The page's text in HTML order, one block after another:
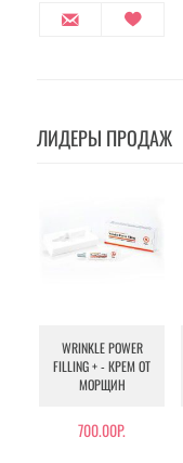
ЛИДЕРЫ ПРОДАЖ
WRINKLE POWER
FILLING + - КРЕМ ОТ
МОРЩИН
700.00Р.